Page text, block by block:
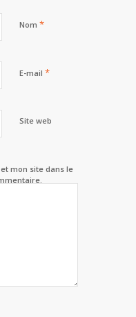
Nom *
E-mail *
Site web
mon site dans le